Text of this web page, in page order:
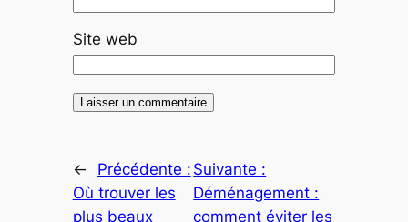
Site web
←
Précédente :
Où trouver les
plus beaux
Suivante :
Déménagement :
comment éviter les